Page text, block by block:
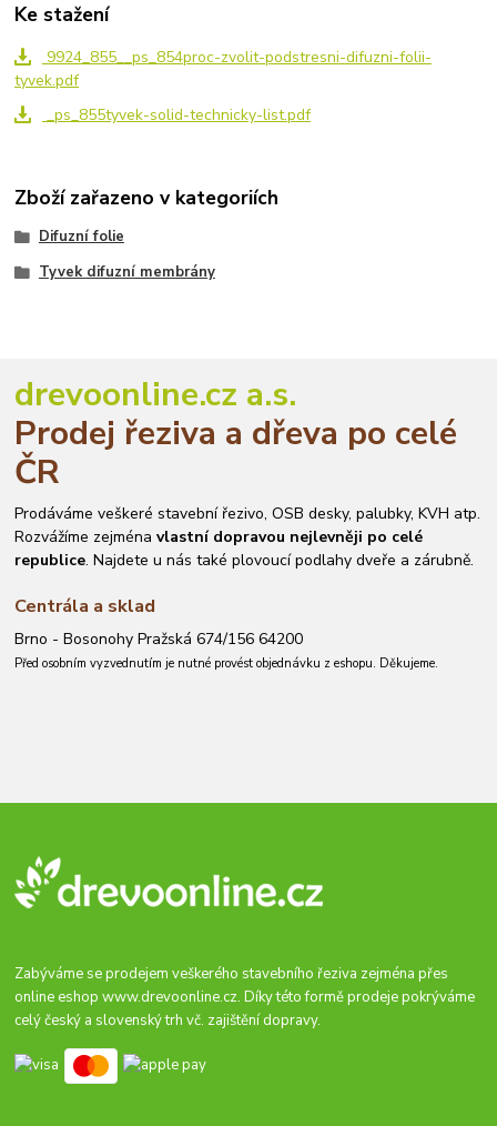
Ke stažení
9924_855__ps_854proc-zvolit-podstresni-difuzni-folii-
tyvek.pdf
_ps_855tyvek-solid-technicky-list.pdf
Zboží zařazeno v kategoriích
Difuzní folie
Tyvek difuzní membrány
drevoonline.cz a.s.
Prodej řeziva a dřeva po celé
ČR
Prodáváme veškeré stavební řezivo, OSB desky, palubky, KVH atp.
Rozvážíme zejménavlastní dopravou nejlevněji po celé
republice. Najdete u nás také plovoucí podlahy dveře a zárubně.
Centrála a sklad
Brno - Bosonohy Pražská 674/156 64200
Před osobním vyzvednutím je nutné provést objednávku z eshopu. Děkujeme.
Zabýváme se prodejem veškerého stavebního řeziva zejména přes
online eshopwww.drevoonline.cz. Díky této formě prodeje pokrýváme
celý český a slovenský trh vč. zajištění dopravy.